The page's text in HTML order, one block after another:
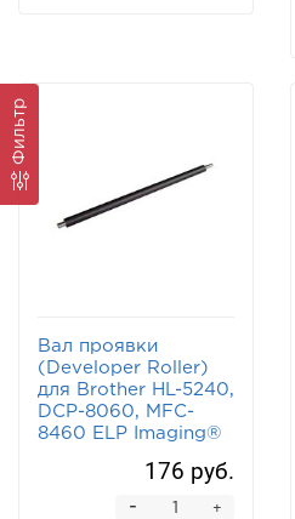
Фильтр
Вал проявки
(Developer Roller)
для Brother HL-5240,
DCP-8060, MFC-
8460 ELP Imaging®
176 руб.
+
-